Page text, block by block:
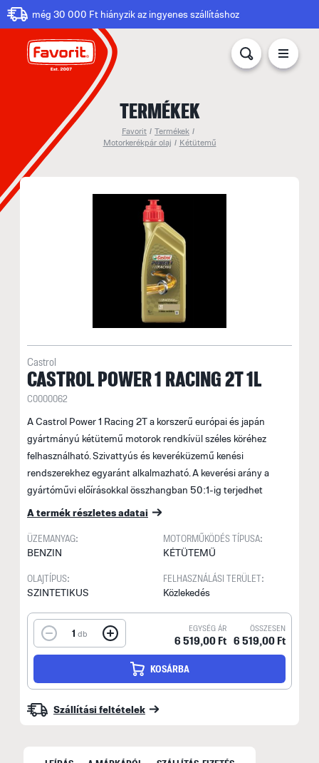
még 30 000 Ft hiányzik az ingyenes szállításhoz
TERMÉKEK
Favorit / Termékek /
Motorkerékpár olaj / Kétütemű
Castrol
CASTROL POWER 1 RACING 2T 1L
C0000062
A Castrol Power 1 Racing 2T a korszerű európai és japán
gyártmányú kétütemű motorok rendkívül széles köréhez
felhasználható. Szivattyús és keveréküzemű kenési
rendszerekhez egyaránt alkalmazható. A keverési arány a
gyártóművi előírásokkal összhangban 50:1-ig terjedhet
A termék részletes adatai
ÜZEMANYAG:
BENZIN
MOTORMŰKÖDÉS TÍPUSA:
KÉTÜTEMŰ
OLAJTÍPUS:
SZINTETIKUS
FELHASZNÁLÁSI TERÜLET:
Közlekedés
1 db
EGYSÉG ÁR
6 519,00 Ft
ÖSSZESEN
6 519,00 Ft
KOSÁRBA
Szállítási feltételek